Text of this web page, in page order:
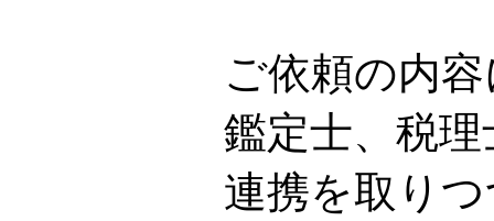
ご依頼の内
鑑定士、税
連携を取り